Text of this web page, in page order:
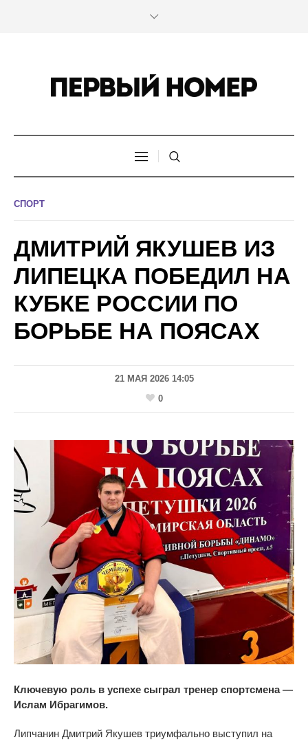
СПОРТ
ДМИТРИЙ ЯКУШЕВ ИЗ
ЛИПЕЦКА ПОБЕДИЛ НА
КУБКЕ РОССИИ ПО
БОРЬБЕ НА ПОЯСАХ
21 МАЯ 2026 14:05
0
Ключевую роль в успехе сыграл тренер спортсмена —
Ислам Ибрагимов.
Липчанин Дмитрий Якушев триумфально выступил на